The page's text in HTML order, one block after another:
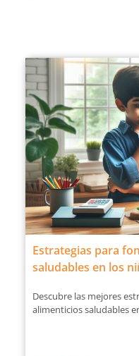
Estrategias para
saludables en los
Descubre las mejores
alimenticios saludables